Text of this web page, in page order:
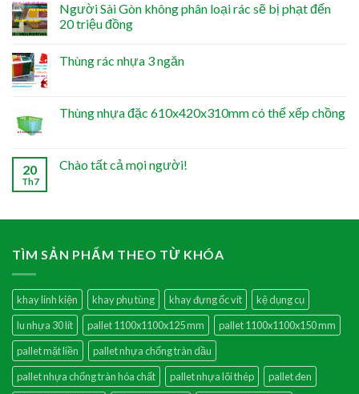
Người Sài Gòn không phân loại rác sẽ bị phạt đến
20 triệu đồng
Thùng rác nhựa 3 ngăn
Thùng nhựa đặc 610x420x310mm có thể xếp chồng
20
Th7
Chào tất cả mọi người!
TÌM SẢN PHẨM THEO TỪ KHÓA
khay linh kiện khay phụ tùng khay đựng ốc vít
kệ dụng cụ
lu nhựa 30 lít
pallet 1100x1100x125 mm
pallet 1100x1100x150 mm
pallet mặt liền
pallet nhựa chống tràn dầu
pallet nhựa chống tràn hóa chất
pallet nhựa lõi thép
pallet đen